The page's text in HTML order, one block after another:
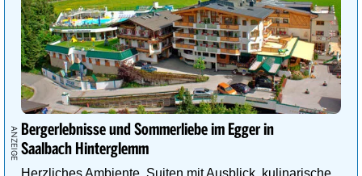
Bergerlebnisse und Sommerliebe im Egger in
Saalbach Hinterglemm
Herzliches Ambiente, Suiten mit Ausblick, kulinarische